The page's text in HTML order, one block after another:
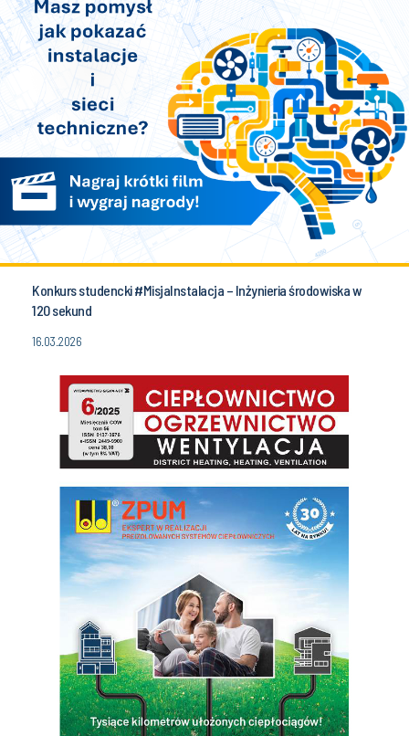
Konkurs studencki #MisjaInstalacja – Inżynieria środowiska w
120 sekund
16.03.2026